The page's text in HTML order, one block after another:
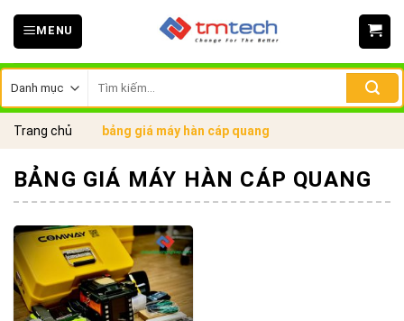
Skip
MENU
kiếm:
Trang chủ bảng giá máy hàn cáp quang
BẢNG GIÁ MÁY HÀN CÁP QUANG